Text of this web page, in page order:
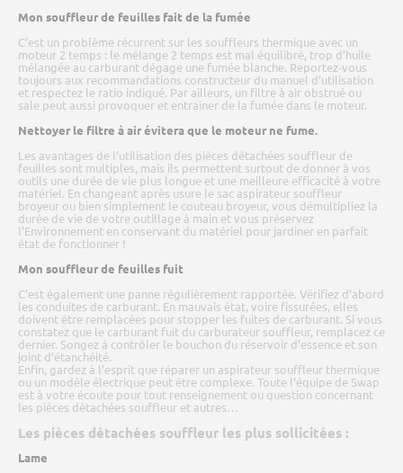
Mon souffleur de feuilles fait de la fumée
C’est un problème récurrent sur les souffleurs thermique avec un
moteur 2 temps : le mélange 2 temps est mal équilibré, trop d’huile
mélangée au carburant dégage une fumée blanche. Reportez-vous
toujours aux recommandations constructeur du manuel d’utilisation
et respectez le ratio indiqué. Par ailleurs, un filtre à air obstrué ou
sale peut aussi provoquer et entrainer de la fumée dans le moteur.
Nettoyer le filtre à air évitera que le moteur ne fume.
Les avantages de l’utilisation des pièces détachées souffleur de
feuilles sont multiples, mais ils permettent surtout de donner à vos
outils une durée de vie plus longue et une meilleure efficacité à votre
matériel. En changeant après usure le sac aspirateur souffleur
broyeur ou bien simplement le couteau broyeur, vous démultipliez la
durée de vie de votre outillage à main et vous préservez
l’Environnement en conservant du matériel pour jardiner en parfait
état de fonctionner !
Mon souffleur de feuilles fuit
C’est également une panne régulièrement rapportée. Vérifiez d’abord
les conduites de carburant. En mauvais état, voire fissurées, elles
doivent être remplacées pour stopper les fuites de carburant. Si vous
constatez que le carburant fuit du carburateur souffleur, remplacez ce
dernier. Songez à contrôler le bouchon du réservoir d’essence et son
joint d’étanchéité.
Enfin, gardez à l’esprit que réparer un aspirateur souffleur thermique
ou un modèle électrique peut être complexe. Toute l’équipe de Swap
est à votre écoute pour tout renseignement ou question concernant
les pièces détachées souffleur et autres…
Les pièces détachées souffleur les plus sollicitées :
Lame